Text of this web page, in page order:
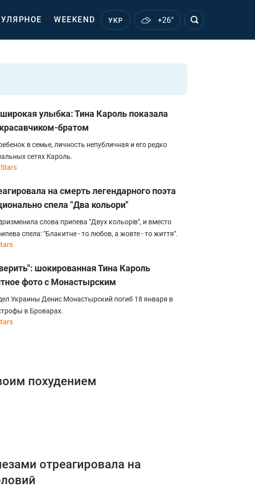
WEEKEND УКР +26°
улыбка: Тина Кароль показала
братом
в семье, личность непубличная и его редко
сетях Кароль.
Stars
на смерть легендарного поэта
спела "Два кольори"
слова припева "Двух кольорів", и вместо
спела: "Блакитне - то любов, а жовте - то життя".
шокированная Тина Кароль
фото с Монастырским
Украины Денис Монастырский погиб 18 января в
в Броварах.
похудением
отреагировала на